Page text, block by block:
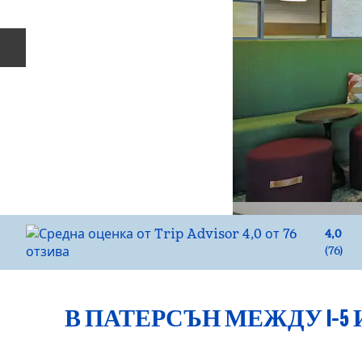
4,0
(76)
В ПАТЕРСЪН МЕЖДУ I-5